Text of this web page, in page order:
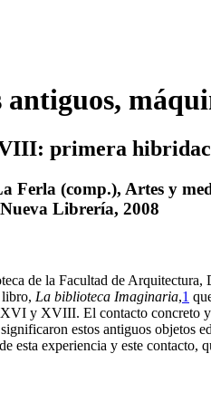
primera
(comp.), Artes y
Librería, 2008
de la Facultad de
libro, La biblioteca Imaginaria,1
y XVIII. El contacto concreto
estos antiguos objetos
esta experiencia y este contacto,